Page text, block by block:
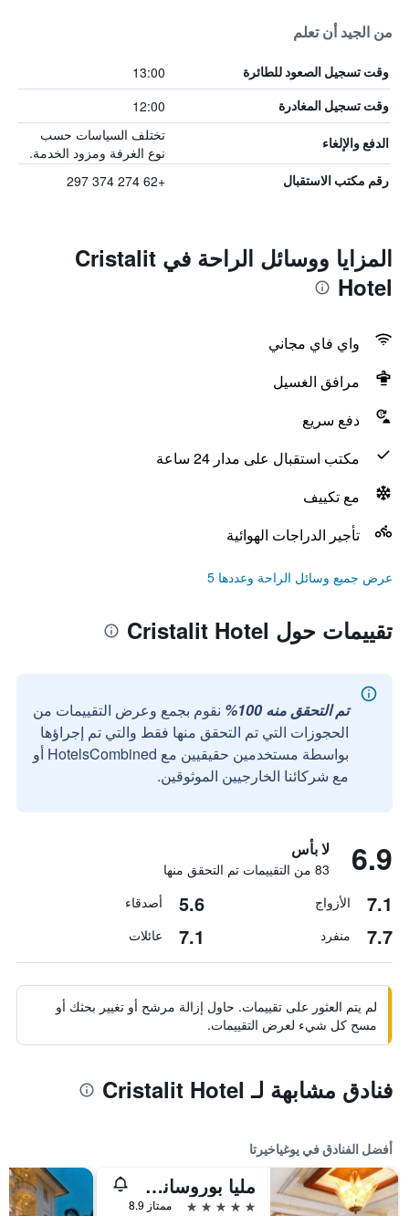
من الجيد أن تعلم
وقت تسجيل الصعود للطائرة 13:00
وقت تسجيل المغادرة 12:00
الدفع والإلغاء
تختلف السياسات حسب
نوع الغرفة ومزود الخدمة.
رقم مكتب الاستقبال +62 274 374 297
المزايا ووسائل الراحة في Cristalit
Hotel
واي فاي مجاني
مرافق الغسيل
دفع سريع
مكتب استقبال على مدار 24 ساعة
مع تكييف
تأجير الدراجات الهوائية
عرض جميع وسائل الراحة وعددها 5
تقييمات حول Cristalit Hotel
تم التحقق منه 100%
نقوم بجمع وعرض التقييمات من
الحجوزات التي تم التحقق منها فقط والتي تم إجراؤها
بواسطة مستخدمين حقيقيين مع HotelsCombined أو
مع شركائنا الخارجيين الموثوقين.
6.9 لا بأس
83 من التقييمات تم التحقق منها
7.1 الأزواج 5.6 أصدقاء
7.7 منفرد 7.1 عائلات
لم يتم العثور على تقييمات. حاول إزالة مرشح أو تغيير بحثك أو
مسح كل شيء لعرض التقييمات.
فنادق مشابهة لـ Cristalit Hotel
أفضل الفنادق في يوغياخيرتا
مليا بوروساني يوجياكارتا
5 نجوم
ممتاز 8.9